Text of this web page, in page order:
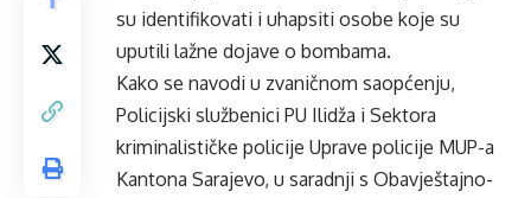
su identifikovati i uhapsiti osobe koje su
uputili lažne dojave o bombama.
Kako se navodi u zvaničnom saopćenju,
Policijski službenici PU Ilidža i Sektora
kriminalističke policije Uprave policije MUP-a
Kantona Sarajevo, u saradnji s Obavještajno-